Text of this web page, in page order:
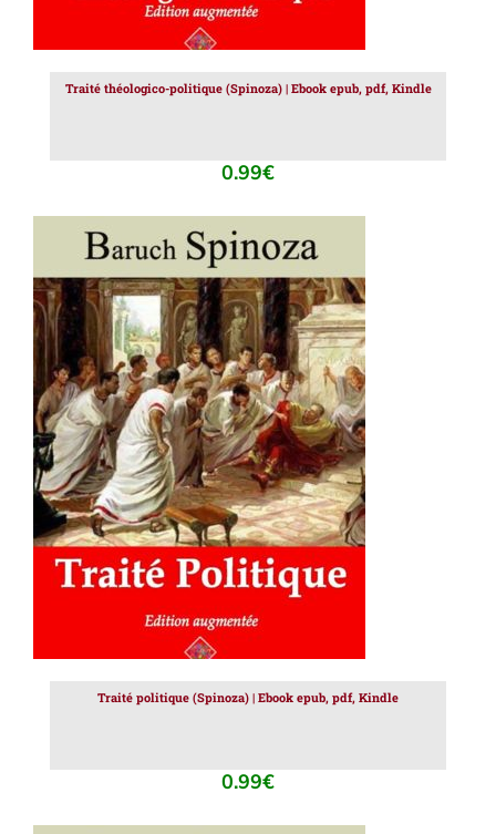
Traité théologico-politique (Spinoza) | Ebook epub, pdf, Kindle
0.99€
AJOUTER AU PANIER / DÉTAILS
Traité politique (Spinoza) | Ebook epub, pdf, Kindle
0.99€